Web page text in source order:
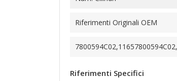
Riferimenti Originali OEM
Riferimenti Specifici